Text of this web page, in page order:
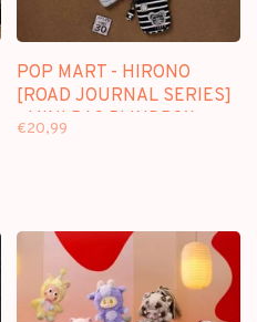
POP MART - HIRONO
[ROAD JOURNAL SERIES]
- MINI BAG BLINDBOX
€20,99